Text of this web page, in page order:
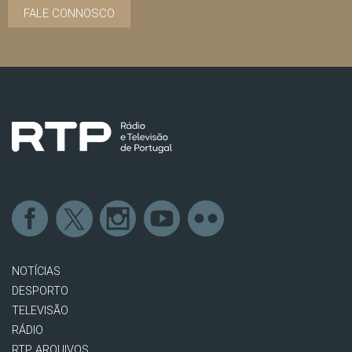
FALE CONNOSCO
NOTÍCIAS
DESPORTO
TELEVISÃO
RÁDIO